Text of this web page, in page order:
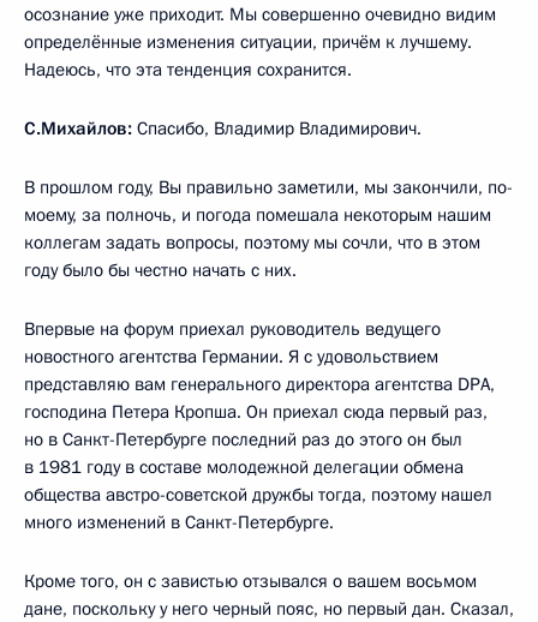
осознание уже приходит. Мы совершенно очевидно видим
определённые изменения ситуации, причём к лучшему.
Надеюсь, что эта тенденция сохранится.
С.Михайлов: Спасибо, Владимир Владимирович.
В прошлом году, Вы правильно заметили, мы закончили, по-
моему, за полночь, и погода помешала некоторым нашим
коллегам задать вопросы, поэтому мы сочли, что в этом
году было бы честно начать с них.
Впервые на форум приехал руководитель ведущего
новостного агентства Германии. Я с удовольствием
представляю вам генерального директора агентства DPA,
господина Петера Кропша. Он приехал сюда первый раз,
но в Санкт-Петербурге последний раз до этого он был
в 1981 году в составе молодежной делегации обмена
общества австро-советской дружбы тогда, поэтому нашел
много изменений в Санкт-Петербурге.
Кроме того, он с завистью отзывался о вашем восьмом
дане, поскольку у него черный пояс, но первый дан. Сказал,